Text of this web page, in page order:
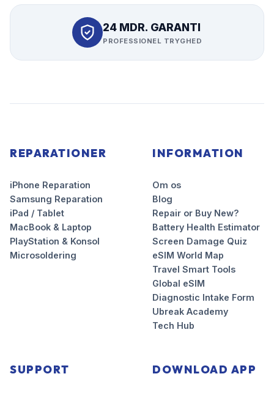
24 MDR. GARANTI
PROFESSIONEL TRYGHED
REPARATIONER
iPhone Reparation
Samsung Reparation
iPad / Tablet
MacBook & Laptop
PlayStation & Konsol
Microsoldering
INFORMATION
Om os
Blog
Repair or Buy New?
Battery Health Estimator
Screen Damage Quiz
eSIM World Map
Travel Smart Tools
Global eSIM
Diagnostic Intake Form
Ubreak Academy
Tech Hub
SUPPORT DOWNLOAD APP